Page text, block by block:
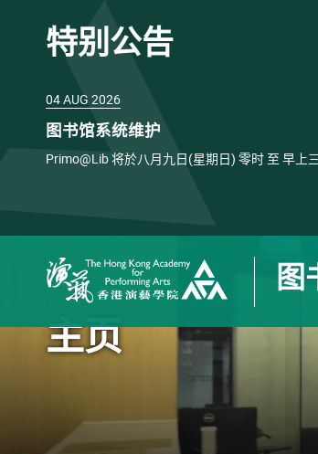
特别公告
04 AUG 2026
图书馆系统维护
Primo@Lib 将於八月九日(星期日) 零时 至 早上
图
主页